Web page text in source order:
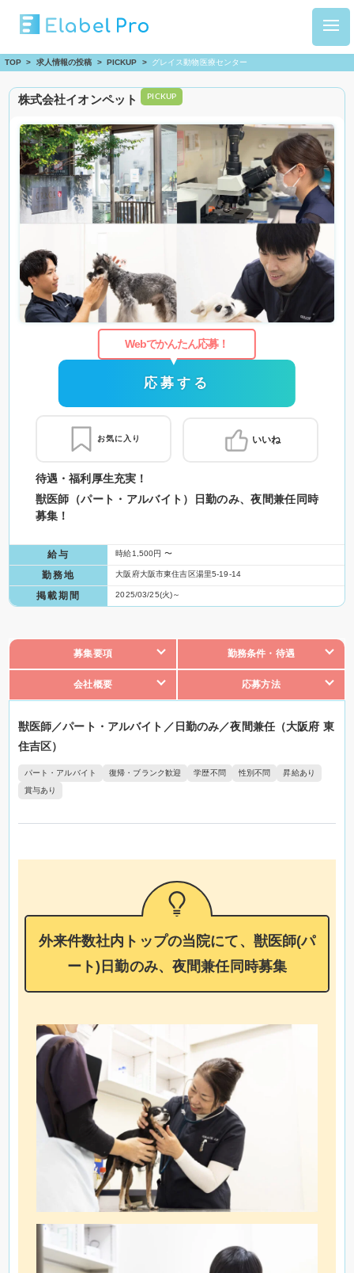
TOP > 求人情報の投稿 > PICKUP > グレイス動物医療センター
株式会社イオンペット PICKUP
待遇・福利厚生充実！
獣医師（パート・アルバイト）日勤のみ、夜間兼任同時
募集！
Webでかんたん応募！
応募する
お気に入り いいね
給与 時給1,500円 〜
勤務地 大阪府大阪市東住吉区湯里5-19-14
掲載期間 2025/03/25(火)～
募集要項 勤務条件・待遇
会社概要 応募方法
獣医師／パート・アルバイト／日勤のみ／夜間兼任（大阪府 東
住吉区）
パート・アルバイト 復帰・ブランク歓迎 学歴不問 性別不問
昇給あり
賞与あり
外来件数社内トップの当院にて、獣医師(パ
ート)日勤のみ、夜間兼任同時募集